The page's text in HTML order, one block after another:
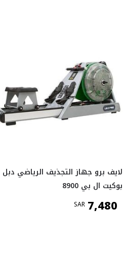
لايف برو جهاز التجذيف الرياضي دبل
بوكيت ال بي 8900
SAR 7,480